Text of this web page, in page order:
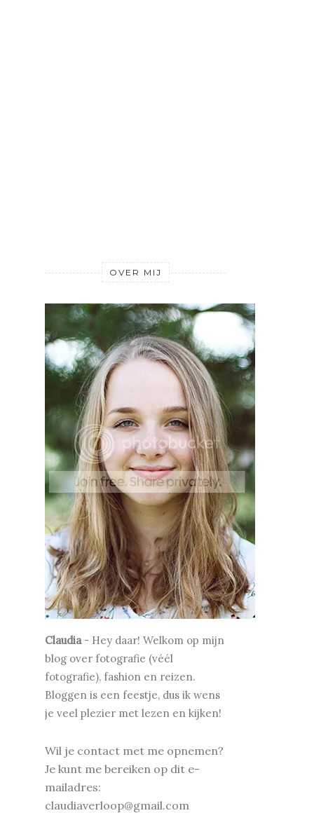
OVER MIJ
Claudia- Hey daar! Welkom op mijn
blog over fotografie (véél
fotografie), fashion en reizen.
Bloggen is een feestje, dus ik wens
je veel plezier met lezen en kijken!
Wil je contact met me opnemen?
Je kunt me bereiken op dit e-
mailadres:
claudiaverloop@gmail.com